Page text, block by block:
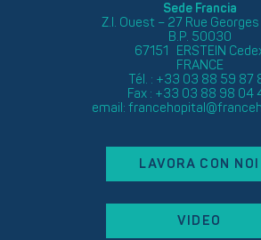
Sede Francia
Z.I. Ouest – 27 Rue
B.P. 50030
67151 ERSTEIN
FRANCE
Tél. : +33 03 88 59 87
Fax : +33 03 88 98 04
email:
LAVORA CON NOI
VIDEO